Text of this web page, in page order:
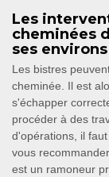
Les
cheminées
ses environs
Les bistres
cheminée. Il est
s'échapper
procéder à des
d'opérations, il
vous
est un ramoneur